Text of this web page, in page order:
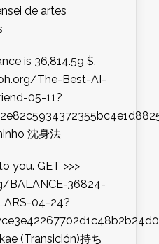
de artes
is 36,814.59 $.
The-Best-AI-
05-11?
沈身法
you. GET >>>
BALANCE-36824-
04-24?
(Transición)持ち